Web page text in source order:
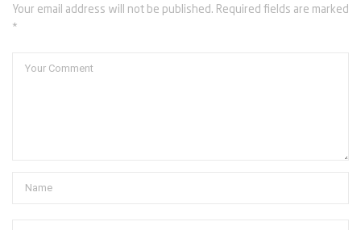
Your email address will not be published. Required fields are marked
*